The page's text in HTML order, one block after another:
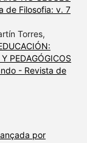
de Filosofia: v. 7
Torres,
PEDAGÓGICOS
- Revista de
por